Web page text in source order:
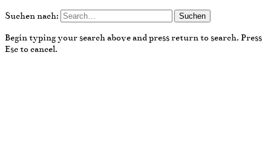
Suchen nach:
Begin typing your search above and press return to search. Press
Esc to cancel.